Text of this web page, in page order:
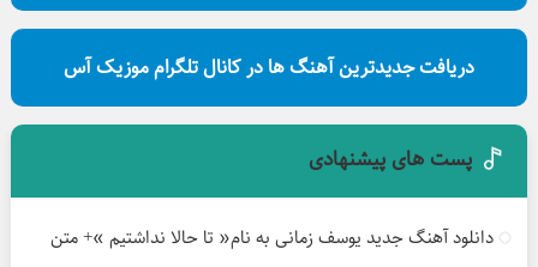
دریافت جدیدترین آهنگ ها در کانال تلگرام موزیک آس
پست های پیشنهادی
دانلود آهنگ جدید یوسف زمانی به نام« تا حالا نداشتیم »+ متن